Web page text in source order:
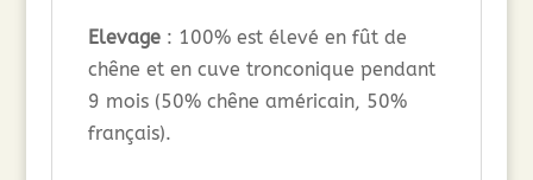
Elevage: 100% est élevé en fût de
chêne et en cuve tronconique pendant
9 mois (50% chêne américain, 50%
français).